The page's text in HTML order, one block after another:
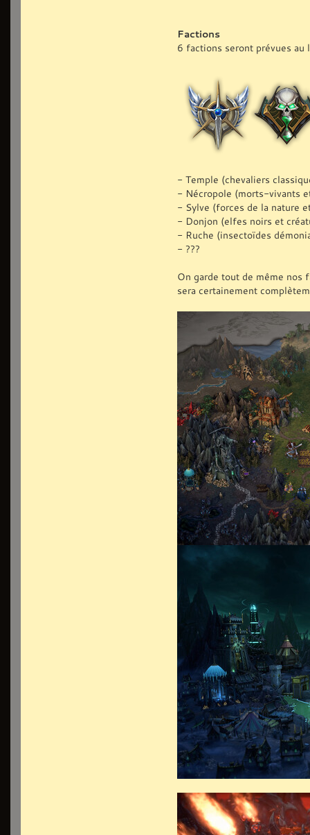
Factions
6 factions seront prévues au
- Temple (chevaliers
- Nécropole (morts-vivants
- Sylve (forces de la nature
- Donjon (elfes noirs et
- Ruche (insectoïdes
- ???
On garde tout de même
sera certainement